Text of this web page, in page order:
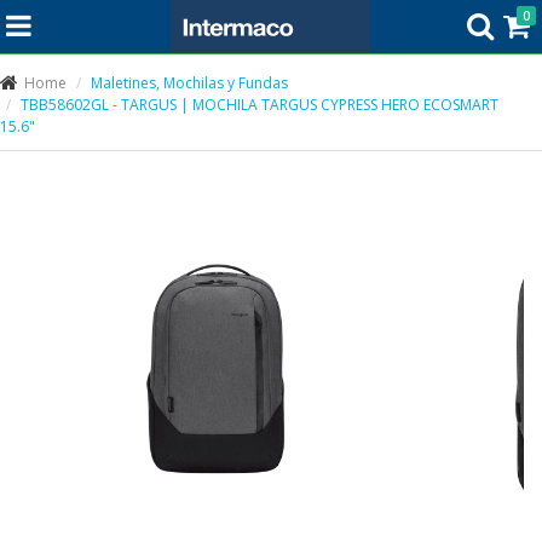
0
Home
Maletines, Mochilas y Fundas
TBB58602GL - TARGUS | MOCHILA TARGUS CYPRESS HERO ECOSMART
15.6"